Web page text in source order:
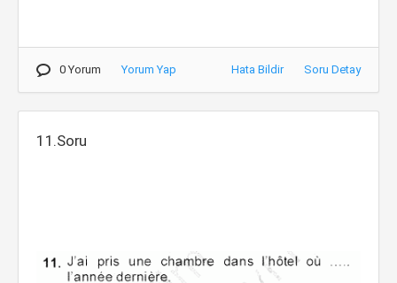
0 Yorum Yorum Yap Hata Bildir Soru Detay
11.Soru